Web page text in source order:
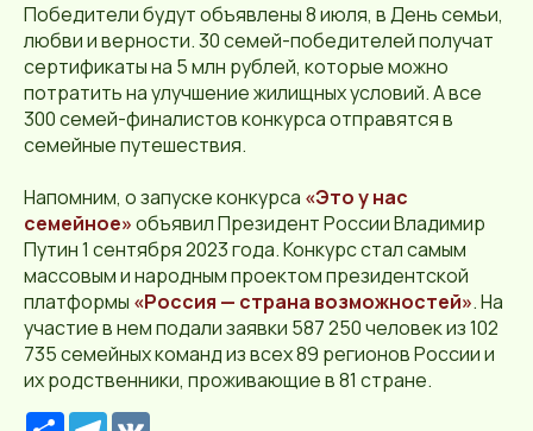
Победители будут объявлены 8 июля, в День семьи,
любви и верности. 30 семей-победителей получат
сертификаты на 5 млн рублей, которые можно
потратить на улучшение жилищных условий. А все
300 семей-финалистов конкурса отправятся в
семейные путешествия.
Напомним, о запуске конкурса «Это у нас
семейное»объявил Президент России Владимир
Путин 1 сентября 2023 года. Конкурс стал самым
массовым и народным проектом президентской
платформы «Россия — страна возможностей». На
участие в нем подали заявки 587 250 человек из 102
735 семейных команд из всех 89 регионов России и
их родственники, проживающие в 81 стране.
Р
T